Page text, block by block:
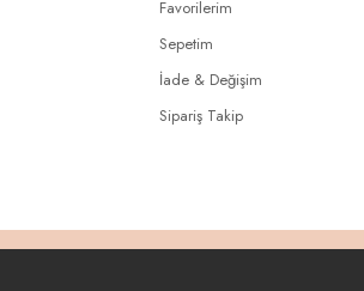
Favorilerim
Sepetim
İade & Değişim
Sipariş Takip